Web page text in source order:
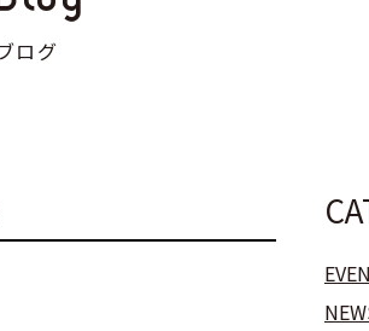
ログ